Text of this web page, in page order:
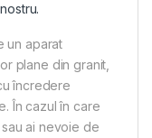
un aparat
plane din granit,
încredere
În cazul în care
ai nevoie de